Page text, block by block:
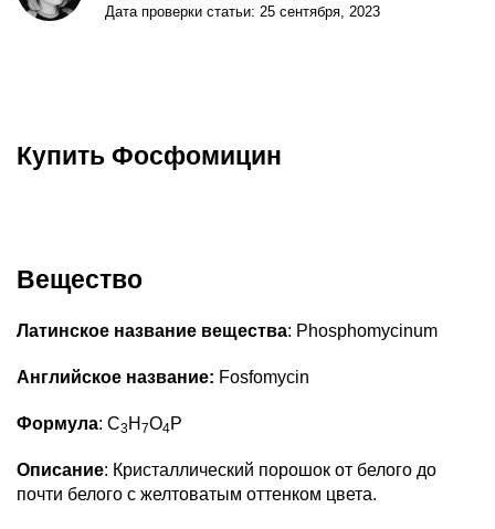
Дата проверки статьи: 25 сентября, 2023
Купить Фосфомицин
Вещество
Латинское название вещества: Phosphomycinum
Английское название: Fosfomycin
Формула: C3H 7O4P
Описание: Кристаллический порошок от белого до
почти белого с желтоватым оттенком цвета.